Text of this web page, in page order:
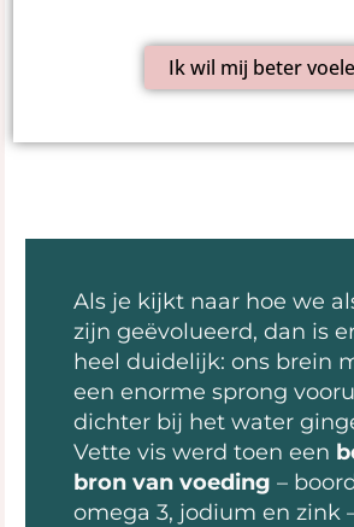
Ik wil mij beter
Als je kijkt naar hoe we
zijn geëvolueerd, dan is
heel duidelijk: ons brein
een enorme sprong
dichter bij het water
Vette vis werd toen een
bron van voeding –
omega 3, jodium en zink